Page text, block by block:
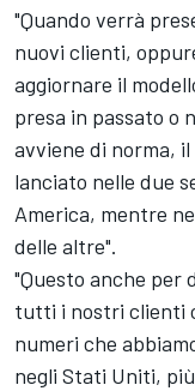
"Quando verrà
nuovi clienti,
aggiornare il
presa in passato o
avviene di norma,
lanciato nelle due
America, mentre
delle altre".
"Questo anche per
tutti i nostri clienti
numeri che
negli Stati Uniti,